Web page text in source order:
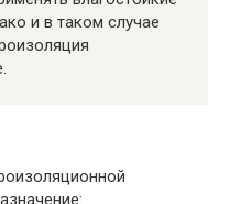
и в таком случае